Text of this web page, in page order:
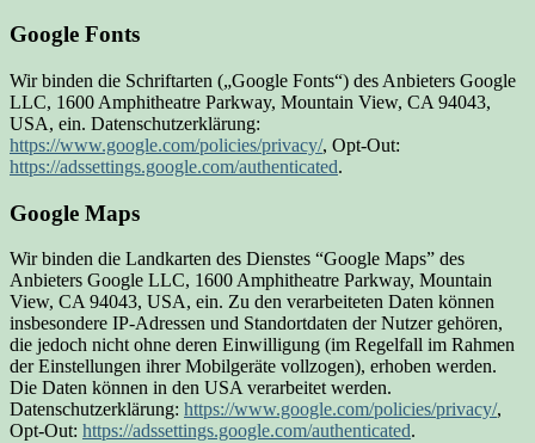
Google Fonts
Wir binden die Schriftarten („Google Fonts“) des Anbieters Google
LLC, 1600 Amphitheatre Parkway, Mountain View, CA 94043,
USA, ein. Datenschutzerklärung:
https://www.google.com/policies/privacy/, Opt-Out:
https://adssettings.google.com/authenticated.
Google Maps
Wir binden die Landkarten des Dienstes “Google Maps” des
Anbieters Google LLC, 1600 Amphitheatre Parkway, Mountain
View, CA 94043, USA, ein. Zu den verarbeiteten Daten können
insbesondere IP-Adressen und Standortdaten der Nutzer gehören,
die jedoch nicht ohne deren Einwilligung (im Regelfall im Rahmen
der Einstellungen ihrer Mobilgeräte vollzogen), erhoben werden.
Die Daten können in den USA verarbeitet werden.
Datenschutzerklärung: https://www.google.com/policies/privacy/,
Opt-Out: https://adssettings.google.com/authenticated.